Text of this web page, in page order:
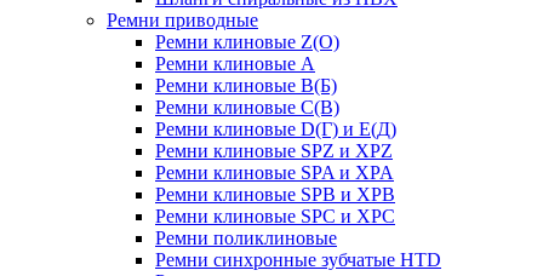
Ремни приводные
Ремни клиновые Z(О)
Ремни клиновые А
Ремни клиновые В(Б)
Ремни клиновые С(В)
Ремни клиновые D(Г) и Е(Д)
Ремни клиновые SPZ и XPZ
Ремни клиновые SPA и XPA
Ремни клиновые SPB и XPB
Ремни клиновые SPC и XPC
Ремни поликлиновые
Ремни синхронные зубчатые HTD